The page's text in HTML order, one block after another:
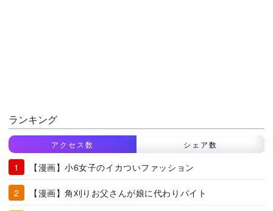
ランキング
アクセス数 シェア数
【漫画】小6女子のイカついファッション
【漫画】角刈りお父さんが娘に代わりバイト